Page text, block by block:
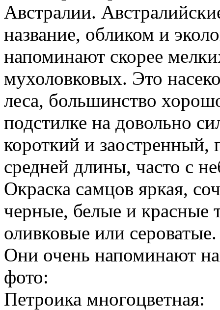
Австралии.
название, обликом и
напоминают скорее
мухоловковых. Это
леса, большинство
подстилке на довольно
короткий и
средней длины, часто с
Окраска самцов яркая,
черные, белые и красные
оливковые или
Они очень напоминают
фото:
Петроика многоцветная: